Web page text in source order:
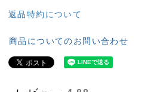
返品特約について
商品についてのお問い合わせ